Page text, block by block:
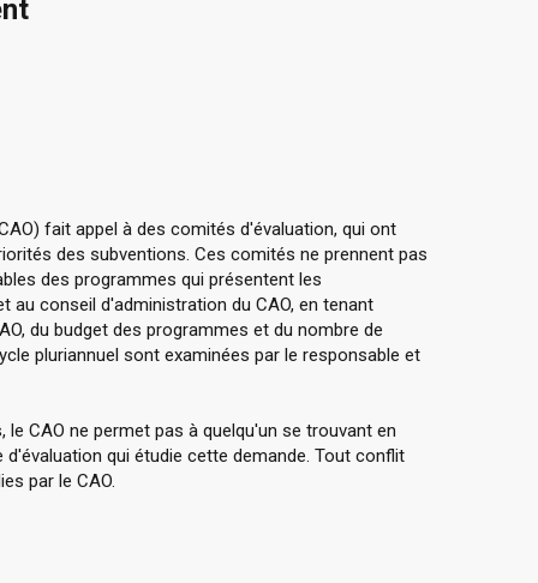
fait appel à des comités d'évaluation, qui ont
des subventions. Ces comités ne prennent pas
des programmes qui présentent les
au conseil d'administration du CAO, en tenant
du budget des programmes et du nombre de
pluriannuel sont examinées par le responsable et
CAO ne permet pas à quelqu'un se trouvant en
qui étudie cette demande. Tout conflit
par le CAO.